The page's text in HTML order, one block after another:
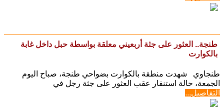
بحيرة بمنطقة الگوارت بمدينة طنجة، اليوم الجمعة،
بالكوارت
​طنجاوي شهدت منطقة بالكوارت بضواحي طنجة، صباح اليوم
الجمعة، حالة استنفار عقب العثور على جثة رجل في